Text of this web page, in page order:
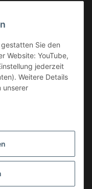
Sie den
Website: YouTube,
jederzeit
Weitere Details
unserer